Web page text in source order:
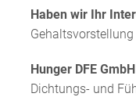
Haben wir Ihr
Hunger DFE GmbH
Dichtungs- und